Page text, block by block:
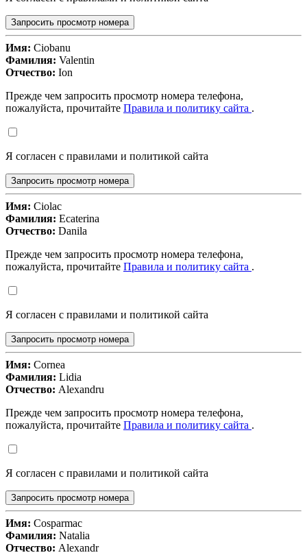
Запросить просмотр номера
Имя: Ciobanu
Фамилия: Valentin
Отчество: Ion
Прежде чем запросить просмотр номера телефона,
пожалуйста, прочитайте Правила и политику сайта .
Я согласен с правилами и политикой сайта
Запросить просмотр номера
Имя: Ciolac
Фамилия: Ecaterina
Отчество: Danila
Прежде чем запросить просмотр номера телефона,
пожалуйста, прочитайте Правила и политику сайта .
Я согласен с правилами и политикой сайта
Запросить просмотр номера
Имя: Cornea
Фамилия: Lidia
Отчество: Alexandru
Прежде чем запросить просмотр номера телефона,
пожалуйста, прочитайте Правила и политику сайта .
Я согласен с правилами и политикой сайта
Запросить просмотр номера
Имя: Cosparmac
Фамилия: Natalia
Отчество: Alexandr